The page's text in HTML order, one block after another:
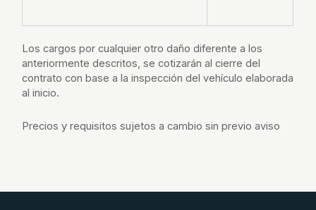
Los cargos por cualquier otro daño diferente a los
anteriormente descritos, se cotizarán al cierre del
contrato con base a la inspección del vehículo elaborada
al inicio.
Precios y requisitos sujetos a cambio sin previo aviso